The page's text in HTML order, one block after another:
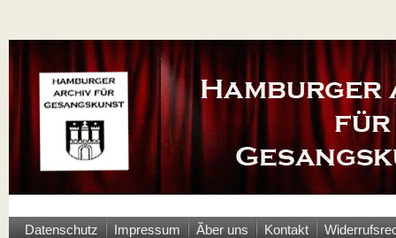
Datenschutz Impressum Ãber uns Kontakt